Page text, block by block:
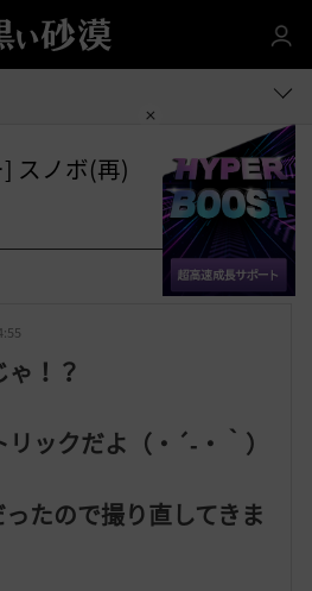
スノボ(再)
お 共有する
！？
ックだよ（・´‐・｀）
たので撮り直してきま